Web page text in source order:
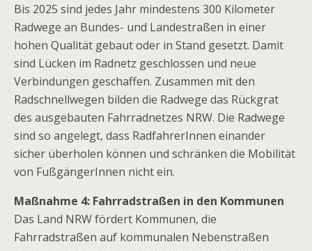
Bis 2025 sind jedes Jahr mindestens 300 Kilometer
Radwege an Bundes- und Landestraßen in einer
hohen Qualität gebaut oder in Stand gesetzt. Damit
sind Lücken im Radnetz geschlossen und neue
Verbindungen geschaffen. Zusammen mit den
Radschnellwegen bilden die Radwege das Rückgrat
des ausgebauten Fahrradnetzes NRW. Die Radwege
sind so angelegt, dass RadfahrerInnen einander
sicher überholen können und schränken die Mobilität
von FußgängerInnen nicht ein.
Maßnahme 4: Fahrradstraßen in den Kommunen
Das Land NRW fördert Kommunen, die
Fahrradstraßen auf kommunalen Nebenstraßen